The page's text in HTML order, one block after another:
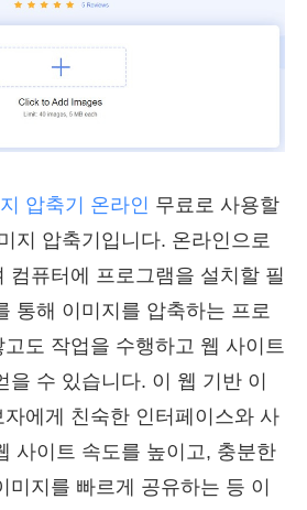
압축기 온라인 무료로 사용할
지 압축기입니다. 온라인으로
컴퓨터에 프로그램을 설치할 필
통해 이미지를 압축하는 프로
도 작업을 수행하고 웹 사이트
을 수 있습니다. 이 웹 기반 이
에게 친숙한 인터페이스와 사
사이트 속도를 높이고, 충분한
미지를 빠르게 공유하는 등 이